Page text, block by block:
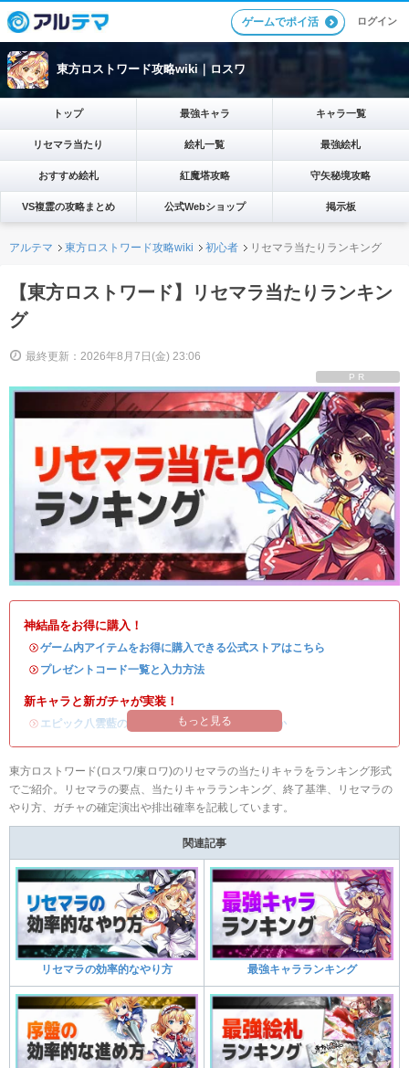
ゲームでポイ活 ログイン
東方ロストワード攻略wiki｜ロスワ
トップ 最強キャラ キャラ一覧
リセマラ当たり 絵札一覧 最強絵札
おすすめ絵札 紅魔塔攻略 守矢秘境攻略
VS複霊の攻略まとめ 公式Webショップ 掲示板
アルテマ 東方ロストワード攻略wiki 初心者 リセマラ当たりランキング
【東方ロストワード】リセマラ当たりランキン
グ
最終更新：2026年8月7日(金) 23:06
PR
神結晶をお得に購入！
・ゲーム内アイテムをお得に購入できる公式ストアはこちら
・ プレゼントコード一覧と入力方法
新キャラと新ガチャが実装！
・ エピック八雲藍の評価 ガチャシミュ/ 引くべきか
もっと見る
東方ロストワード(ロスワ/東ロワ)のリセマラの当たりキャラをランキング形式
でご紹介。リセマラの要点、当たりキャラランキング、終了基準、リセマラの
やり方、ガチャの確定演出や排出確率を記載しています。
関連記事
リセマラの効率的なやり方 最強キャラランキング